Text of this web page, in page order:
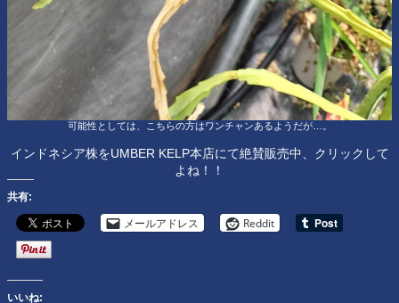
可能性としては、こちらの方はワンチャンあるようだが…。
インドネシア株をUMBER KELP本店にて絶賛販売中、クリックして
よね！！
共有:
メールアドレス Reddit
いいね: